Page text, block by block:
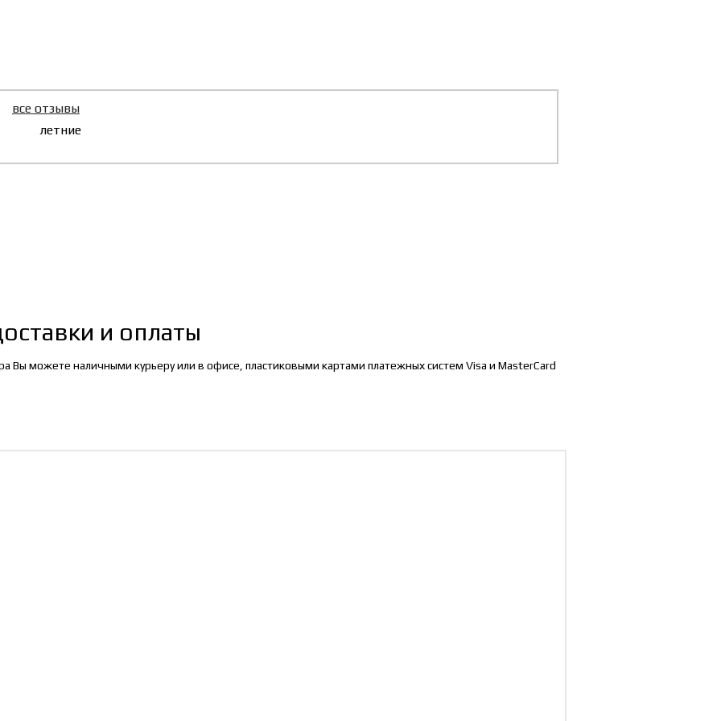
все отзывы
летние
и оплаты
Вы можете наличными курьеру или в офисе, пластиковыми картами платежных систем Visa и MasterCard